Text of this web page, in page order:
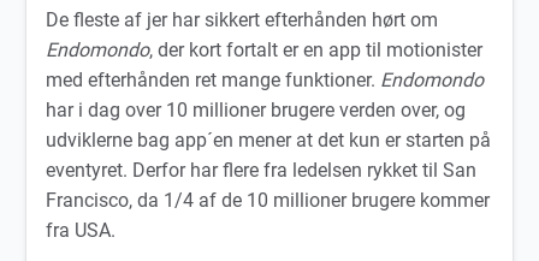
De fleste af jer har sikkert efterhånden hørt om
Endomondo, der kort fortalt er en app til motionister
med efterhånden ret mange funktioner. Endomondo
har i dag over 10 millioner brugere verden over, og
udviklerne bag app´en mener at det kun er starten på
eventyret. Derfor har flere fra ledelsen rykket til San
Francisco, da 1/4 af de 10 millioner brugere kommer
fra USA.